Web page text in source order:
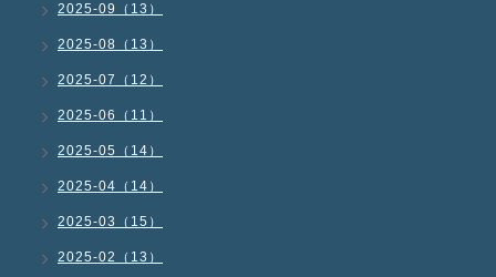
2025-09（13）
2025-08（13）
2025-07（12）
2025-06（11）
2025-05（14）
2025-04（14）
2025-03（15）
2025-02（13）